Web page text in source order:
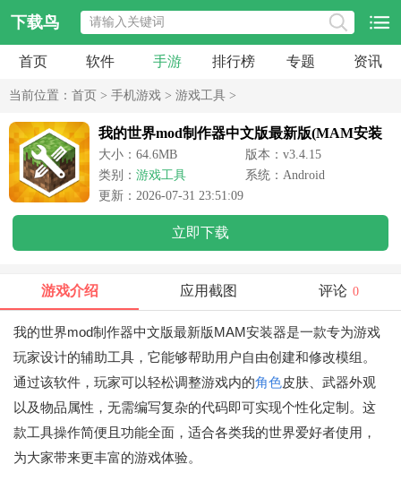
下载鸟
首页 软件 手游 排行榜 专题 资讯
当前位置： 首页 > 手机游戏 > 游戏工具 >
我的世界mod制作器中文版最新版(MAM安装
器)
大小：64.6MB
版本：v3.4.15
类别： 游戏工具
系统：Android
更新：2026-07-31 23:51:09
立即下载
游戏介绍 应用截图 评论 0
我的世界mod制作器中文版最新版MAM安装器是一款专为游戏
玩家设计的辅助工具，它能够帮助用户自由创建和修改模组。
通过该软件，玩家可以轻松调整游戏内的角色皮肤、武器外观
以及物品属性，无需编写复杂的代码即可实现个性化定制。这
款工具操作简便且功能全面，适合各类我的世界爱好者使用，
为大家带来更丰富的游戏体验。